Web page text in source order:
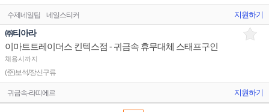
수제네일팁 네일스티커 지원하기
㈜티아라
이마트트레이더스 킨텍스점 - 귀금속 휴무대체 스태프구인
채용시까지
(준)보석/장신구류
귀금속-라띠에르 지원하기